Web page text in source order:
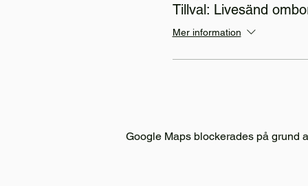
Tillval: Livesänd
Mer information
Google Maps blockerades på grund